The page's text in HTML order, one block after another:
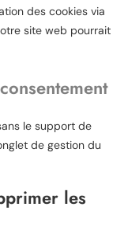
des cookies via
site web pourrait
le support de
de gestion du
les